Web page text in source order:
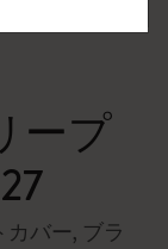
ープ
バー, ブラ